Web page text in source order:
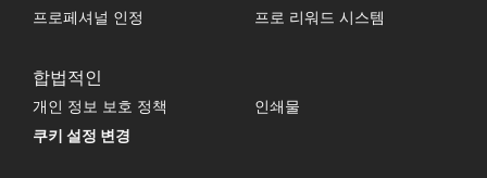
탠더드가 높다면,이 여행은 당신을 위해 생
프로페셔널 인정
프로 리워드 시스템
합법적인
개인 정보 보호 정책
인쇄물
쿠키 설정 변경